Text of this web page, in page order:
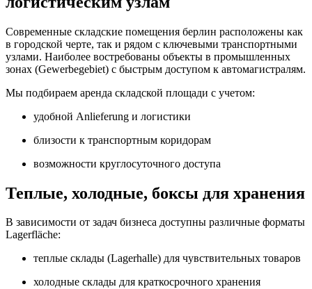
Современные складские помещения берлин расположены как
в городской черте, так и рядом с ключевыми транспортными
узлами. Наиболее востребованы объекты в промышленных
зонах (Gewerbegebiet) с быстрым доступом к автомагистралям.
Мы подбираем аренда складской площади с учетом:
удобной Anlieferung и логистики
близости к транспортным коридорам
возможности круглосуточного доступа
Теплые, холодные, боксы для хранения
В зависимости от задач бизнеса доступны различные форматы
Lagerfläche:
теплые склады (Lagerhalle) для чувствительных товаров
холодные склады для краткосрочного хранения